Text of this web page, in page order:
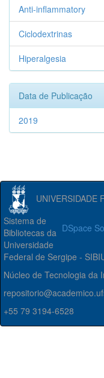
Anti-inflammatory
Ciclodextrinas
Hiperalgesia
Data de Publicação
2019
UNIVERSIDADE
DSpace
Sistema de
Bibliotecas da
Universidade
Federal de Sergipe -
Núcleo de Tecnologia da
+55 79 3194-6528